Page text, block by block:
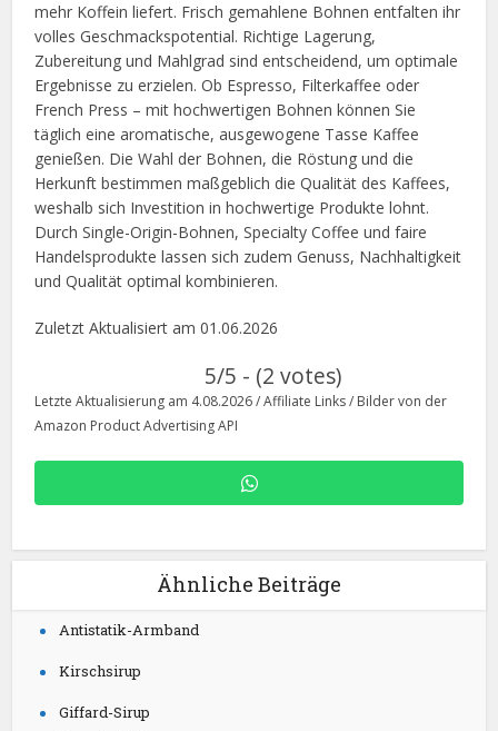
mehr Koffein liefert. Frisch gemahlene Bohnen entfalten ihr
volles Geschmackspotential. Richtige Lagerung,
Zubereitung und Mahlgrad sind entscheidend, um optimale
Ergebnisse zu erzielen. Ob Espresso, Filterkaffee oder
French Press – mit hochwertigen Bohnen können Sie
täglich eine aromatische, ausgewogene Tasse Kaffee
genießen. Die Wahl der Bohnen, die Röstung und die
Herkunft bestimmen maßgeblich die Qualität des Kaffees,
weshalb sich Investition in hochwertige Produkte lohnt.
Durch Single-Origin-Bohnen, Specialty Coffee und faire
Handelsprodukte lassen sich zudem Genuss, Nachhaltigkeit
und Qualität optimal kombinieren.
Zuletzt Aktualisiert am 01.06.2026
5/5 - (2 votes)
Letzte Aktualisierung am 4.08.2026 / Affiliate Links / Bilder von der
Amazon Product Advertising API
Ähnliche Beiträge
Antistatik-Armband
Kirschsirup
Giffard-Sirup